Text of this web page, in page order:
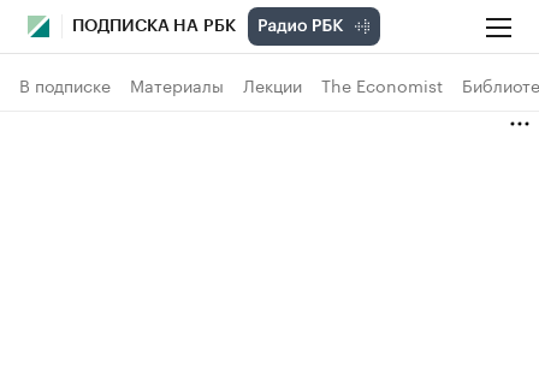
ПОДПИСКА НА РБК
В подписке Материалы Лекции The Economist